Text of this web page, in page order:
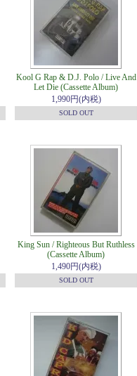
Kool G Rap & D.J. Polo / Live And
Let Die (Cassette Album)
1,990円(内税)
SOLD OUT
King Sun / Righteous But Ruthless
(Cassette Album)
1,490円(内税)
SOLD OUT